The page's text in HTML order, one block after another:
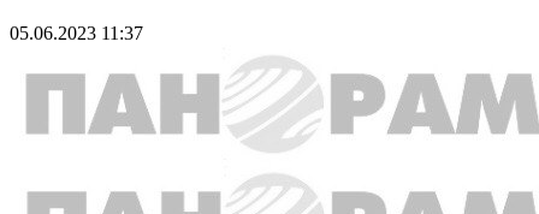
05.06.2023 11:37